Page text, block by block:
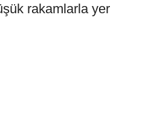
rakamlarla yer